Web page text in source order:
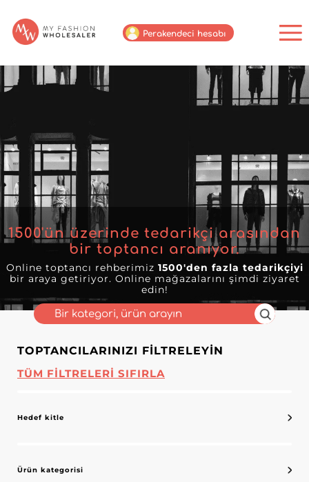
Perakendeci hesabı
1500'ün üzerinde tedarikçi arasından
bir toptancı aranıyor.
Online toptancı rehberimiz 1500'den fazla tedarikçiyi
bir araya getiriyor. Online mağazalarını şimdi ziyaret
edin!
TOPTANCILARINIZI FILTRELEYIN
TÜM FILTRELERI SIFIRLA
Hedef kitle
Ürün kategorisi